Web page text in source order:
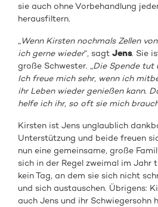
sie auch ohne Vorbehandlung
herausfiltern.
„Wenn Kirsten nochmals Zellen
ich gerne wieder“, sagtJens. Sie
große Schwester. „Die Spende tut
Ich freue mich sehr, wenn ich
ihr Leben wieder genießen kann.
helfe ich ihr, so oft sie mich
Kirsten ist Jens unglaublich
Unterstützung und beide freuen
nun eine gemeinsame, große
sich in der Regel zweimal im Jahr
kein Tag, an dem sie sich nicht
und sich austauschen. Übrigens:
auch Jens und ihr Schwiegersohn